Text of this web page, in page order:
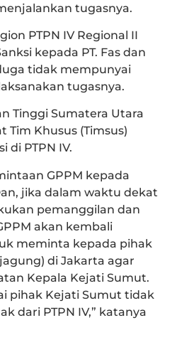
tugasnya.
PTPN IV Regional II
kepada PT. Fas dan
tidak mempunyai
tugasnya.
Tinggi Sumatera Utara
Tim Khusus (Timsus)
di PTPN IV.
GPPM kepada
jika dalam waktu dekat
pemanggilan dan
akan kembali
meminta kepada pihak
di Jakarta agar
Kepala Kejati Sumut.
pihak Kejati Sumut tidak
dari PTPN IV,” katanya